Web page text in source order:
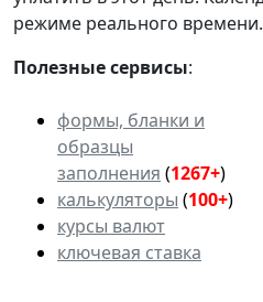
режиме реального времени.
Полезные сервисы:
формы, бланки и
образцы
заполнения (1267+)
калькуляторы (100+)
курсы валют
ключевая ставка